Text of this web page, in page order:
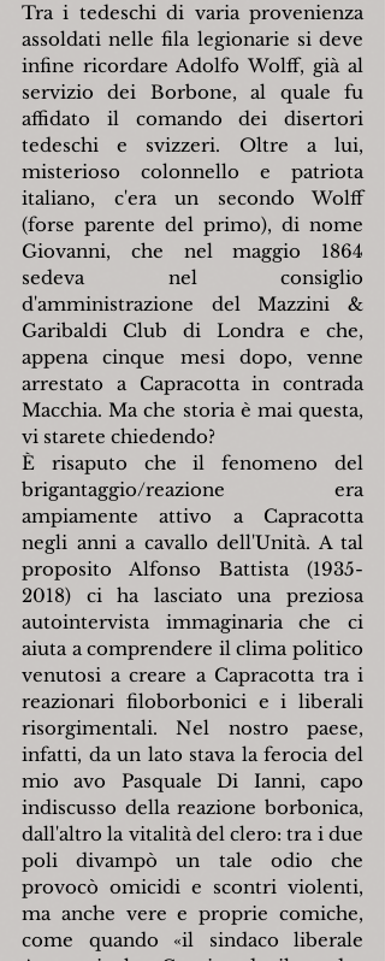
Tra i tedeschi di varia provenienza
assoldati nelle fila legionarie si deve
infine ricordare Adolfo Wolff, già al
servizio dei Borbone, al quale fu
affidato il comando dei disertori
tedeschi e svizzeri. Oltre a lui,
misterioso colonnello e patriota
italiano, c'era un secondo Wolff
(forse parente del primo), di nome
Giovanni, che nel maggio 1864
sedeva nel consiglio
d'amministrazione del Mazzini &
Garibaldi Club di Londra e che,
appena cinque mesi dopo, venne
arrestato a Capracotta in contrada
Macchia. Ma che storia è mai questa,
vi starete chiedendo?
È risaputo che il fenomeno del
brigantaggio/reazione era
ampiamente attivo a Capracotta
negli anni a cavallo dell'Unità. A tal
proposito Alfonso Battista (1935-
2018) ci ha lasciato una preziosa
autointervista immaginaria che ci
aiuta a comprendere il clima politico
venutosi a creare a Capracotta tra i
reazionari filoborbonici e i liberali
risorgimentali. Nel nostro paese,
infatti, da un lato stava la ferocia del
mio avo Pasquale Di Ianni, capo
indiscusso della reazione borbonica,
dall'altro la vitalità del clero: tra i due
poli divampò un tale odio che
provocò omicidi e scontri violenti,
ma anche vere e proprie comiche,
come quando «il sindaco liberale